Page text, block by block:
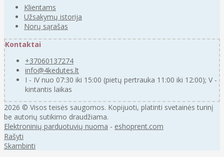
Klientams
Užsakymų istorija
Norų sąrašas
Kontaktai
+37060137274
info@4kedutes.lt
I - IV nuo 07:30 iki 15:00 (pietų pertrauka 11:00 iki 12:00); V -
kintantis laikas
2026 © Visos teisės saugomos. Kopijuoti, platinti svetainės turinį
be autorių sutikimo draudžiama.
Elektroninių parduotuvių nuoma - eshoprent.com
Rašyti
Skambinti